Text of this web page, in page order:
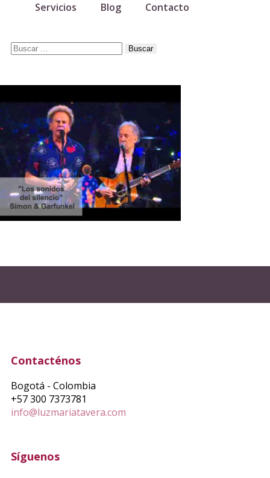
Servicios Blog Contacto
Buscar:
Contacténos
Bogotá - Colombia
+57 300 7373781
info@luzmariatavera.com
Síguenos